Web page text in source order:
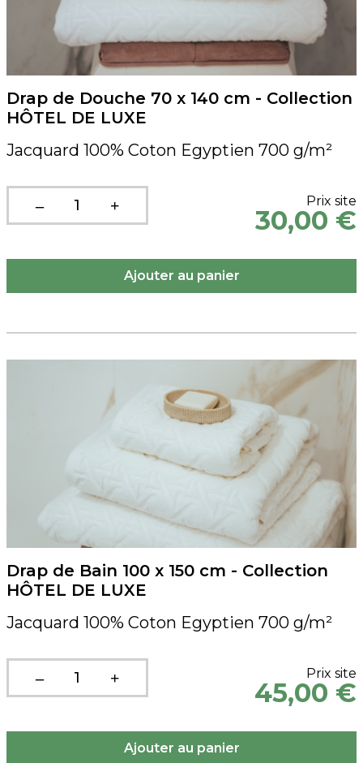
Drap de Douche 70 x 140 cm - Collection
HÔTEL DE LUXE
Jacquard 100% Coton Egyptien 700 g/m²
Prix site
30,00 €
Drap de Bain 100 x 150 cm - Collection
HÔTEL DE LUXE
Jacquard 100% Coton Egyptien 700 g/m²
Prix site
45,00 €